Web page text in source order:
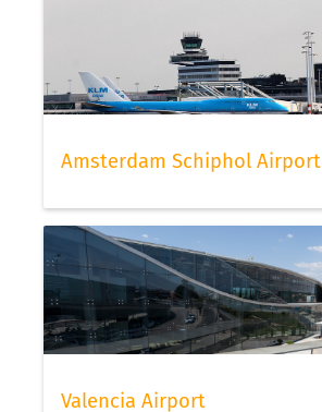
Amsterdam Schiphol Airport
Valencia Airport